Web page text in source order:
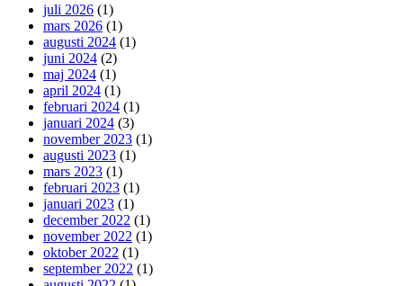
juli 2026 (1)
mars 2026 (1)
augusti 2024 (1)
juni 2024 (2)
maj 2024 (1)
april 2024 (1)
februari 2024 (1)
januari 2024 (3)
november 2023 (1)
augusti 2023 (1)
mars 2023 (1)
februari 2023 (1)
januari 2023 (1)
december 2022 (1)
november 2022 (1)
oktober 2022 (1)
september 2022 (1)